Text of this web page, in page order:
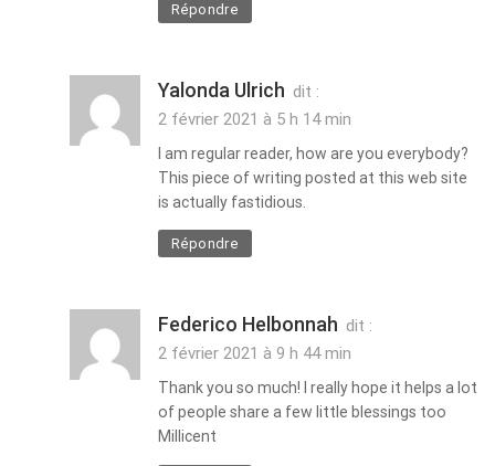
Répondre
Yalonda Ulrich dit :
2 février 2021 à 5 h 14 min
I am regular reader, how are you everybody?
This piece of writing posted at this web site
is actually fastidious.
Répondre
Federico Helbonnah dit :
2 février 2021 à 9 h 44 min
Thank you so much! I really hope it helps a lot
of people share a few little blessings too
Millicent